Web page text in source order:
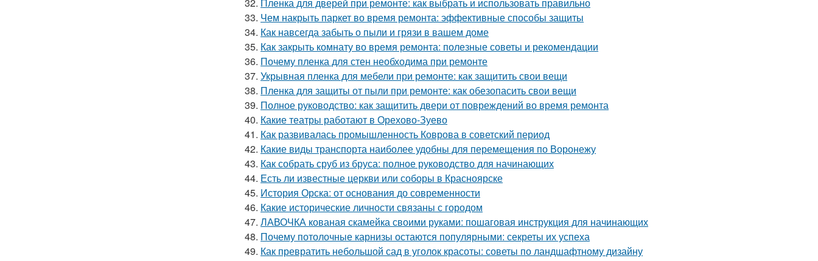
33. Чем накрыть паркет во время ремонта: эффективные способы защиты
34. Как навсегда забыть о пыли и грязи в вашем доме
35. Как закрыть комнату во время ремонта: полезные советы и рекомендации
36. Почему пленка для стен необходима при ремонте
37. Укрывная пленка для мебели при ремонте: как защитить свои вещи
38. Пленка для защиты от пыли при ремонте: как обезопасить свои вещи
39. Полное руководство: как защитить двери от повреждений во время ремонта
40. Какие театры работают в Орехово-Зуево
41. Как развивалась промышленность Коврова в советский период
42. Какие виды транспорта наиболее удобны для перемещения по Воронежу
43. Как собрать сруб из бруса: полное руководство для начинающих
44. Есть ли известные церкви или соборы в Красноярске
45. История Орска: от основания до современности
46. Какие исторические личности связаны с городом
47. ЛАВОЧКА кованая скамейка своими руками: пошаговая инструкция для начинающих
48. Почему потолочные карнизы остаются популярными: секреты их успеха
49. Как превратить небольшой сад в уголок красоты: советы по ландшафтному дизайну